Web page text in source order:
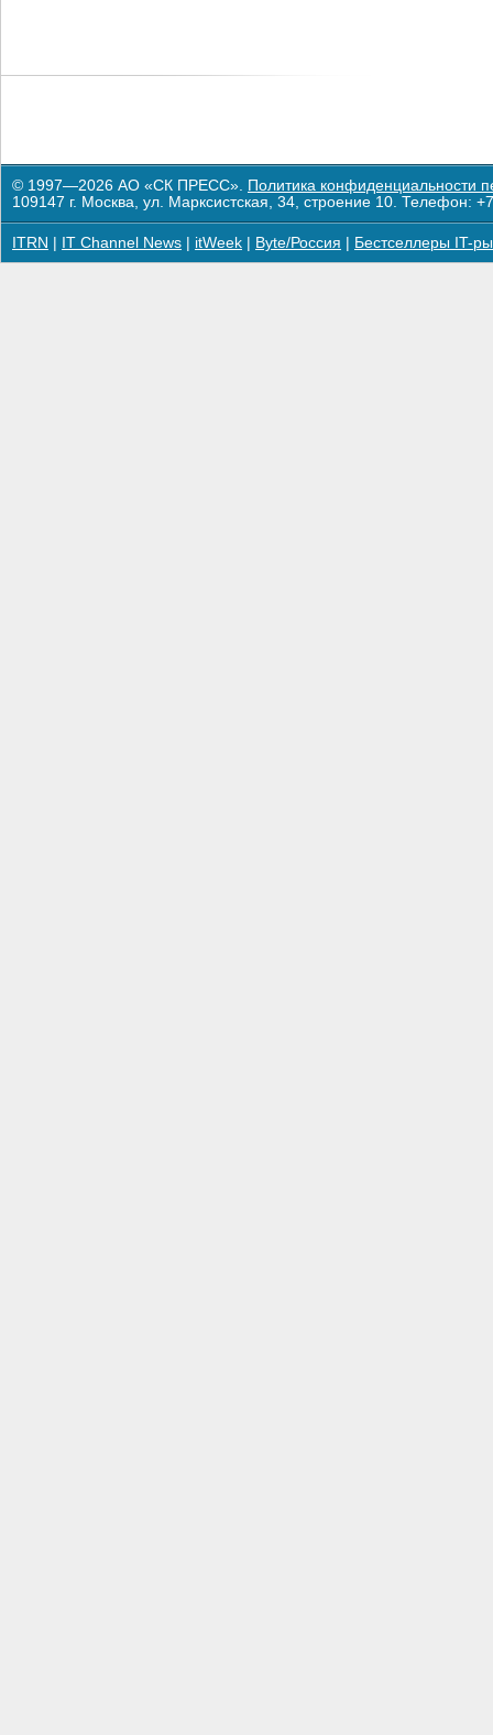
© 1997—2026 АО «СК ПРЕСС». Политика конфиденциальности
109147 г. Москва, ул. Марксистская, 34, строение 10. Телефон:
ITRN IT Channel News itWeek Byte/Россия Бестселлеры IT-